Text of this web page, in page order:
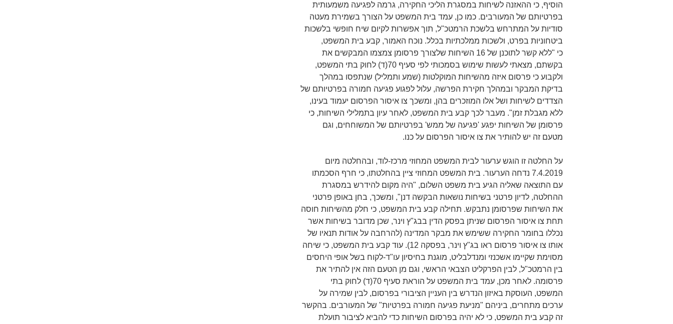
הוסיף, כי ההאזנה לשיחות במסגרת הליכי החקירה, גרמה לפגיעה משמעותית
בפרטיותם של המעורבים. כמו כן, עמד בית המשפט על הצורך בשמירת מעטה
סודיות על המתרחש בלשכת הרמטכ"ל, תוך אפשרות לקיום שיח חופשי בלשכות
ביטחוניות בפרט, ולשכות ממלכתיות בכלל. נוכח האמור, קבע בית המשפט,
כי "ללא קשר לתוכנן של 16 השיחות שלצורך פרסומן צמצמו המבקשים את
בקשתם, מצאתי לעשות שימוש בסמכותי לפי סעיף 70(ד) לחוק בתי המשפט,
ולקבוע כי פרסום איזה מהשיחות המוקלטות (שמע ותמליל) שנתפסו במהלך
בדיקת המבקר ובמהלך חקירת הפרשה, עלול לפגוע פגיעה חמורה בפרטיותם של
הצדדים לשיחות ושל אלו המוזכרים בהן, ומשכך צו איסור הפרסום יעמוד בעינו,
ללא מגבלת זמן". מעבר לכך קבע בית המשפט, לאחר עיון בתמלילי השיחות, כי
פרסומן של השיחות יפגע 'פגיעה של ממש' בפרטיותם של המשוחחים, וגם
מטעם זה יש להותיר את צו איסור הפרסום על כנו.
על החלטה זו הוגש ערעור לבית המשפט המחוזי מרכז-לוד, ובהחלטה מיום
7.4.2019 נדחה הערעור. בית המשפט המחוזי ציין בהחלטתו, כי חרף הסכמתו
עם התוצאה שאליה הגיע בית משפט השלום, "היה מקום להידרש במסגרת
ההחלטה, לדיון פרטני בשיחות נושאות הבקשה דנן", ומשכך, בחן באופן פרטני
את השיחות שפרסומן נתבקש. תחילה קבע בית המשפט, כי חלק מהשיחות חוסה
תחת צו איסור הפרסום שניתן בפסק הדין בבג"ץ וינר, שכן מדובר בשיחות אשר
נכללו בחומר החקירה ששימש את מבקר המדינה (להרחבה על אודות תנאיו של
אותו צו איסור פרסום ראו בג"ץ וינר, בפסקה 12). עוד קבע בית המשפט, כי שיחה
מסוימת שקיימו אשכנזי ומנדלבליט, מוגנת בחיסיון עו"ד-לקוח בשל אופי היחסים
בין הרמטכ"ל, לבין הפרקליט הצבאי הראשי, וגם מן הטעם הזה אין להתיר את
פרסומה. לאחר מכן, עמד בית המשפט על הוראת סעיף 70(ד) לחוק בתי
המשפט, העוסקת באיזון הנדרש בין העניין הציבורי בפרסום, לבין שמירה על
ערכים מתחרים, ביניהם "מניעת פגיעה חמורה בפרטיות" של המעורבים. בהקשר
זה קבע בית המשפט, כי לא יהיה בפרסום השיחות כדי להביא לציבור תועלת